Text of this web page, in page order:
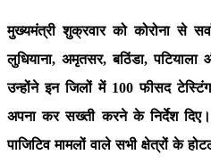
मुख्यमंत्री शुक्रवार को कोरोना से
लुधियाना, अमृतसर, बठिंडा,
उन्होंने इन जिलों में 100 फीसद
अपना कर सख्ती करने के निर्देश दिए।
पाजिटिव मामलों वाले सभी क्षेत्रों के